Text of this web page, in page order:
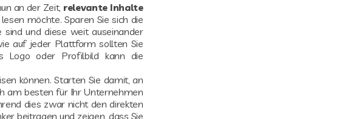
an der Zeit, relevante Inhalte
möchte. Sparen Sie sich die
sind und diese weit auseinander
auf jeder Plattform sollten Sie
Logo oder Profilbild kann die
können. Starten Sie damit, an
am besten für Ihr Unternehmen
dies zwar nicht den direkten
beitragen und zeigen, dass Sie